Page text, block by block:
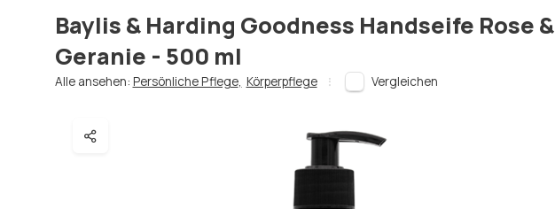
Baylis & Harding Goodness Handseife Rose &
Geranie - 500 ml
Alle ansehen: Persönliche Pflege, Körperpflege Vergleichen